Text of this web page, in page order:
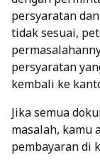
persyaratan
tidak sesuai,
persyaratan
kembali ke
Jika semua
masalah, kamu
pembayaran di